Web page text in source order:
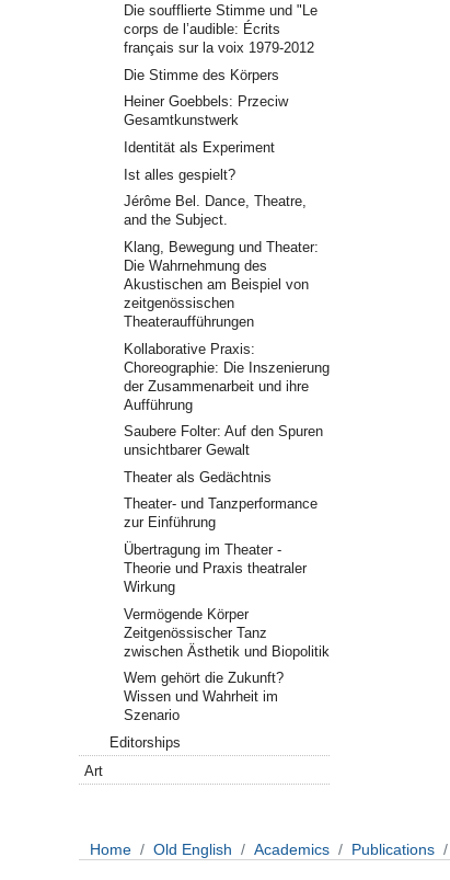
Die soufflierte Stimme und "Le
corps de l’audible: Écrits
français sur la voix 1979-2012
Die Stimme des Körpers
Heiner Goebbels: Przeciw
Gesamtkunstwerk
Identität als Experiment
Ist alles gespielt?
Jérôme Bel. Dance, Theatre,
and the Subject.
Klang, Bewegung und Theater:
Die Wahrnehmung des
Akustischen am Beispiel von
zeitgenössischen
Theateraufführungen
Kollaborative Praxis:
Choreographie: Die Inszenierung
der Zusammenarbeit und ihre
Aufführung
Saubere Folter: Auf den Spuren
unsichtbarer Gewalt
Theater als Gedächtnis
Theater- und Tanzperformance
zur Einführung
Übertragung im Theater -
Theorie und Praxis theatraler
Wirkung
Vermögende Körper
Zeitgenössischer Tanz
zwischen Ästhetik und Biopolitik
Wem gehört die Zukunft?
Wissen und Wahrheit im
Szenario
Editorships
Art
Home Old English Academics Publications